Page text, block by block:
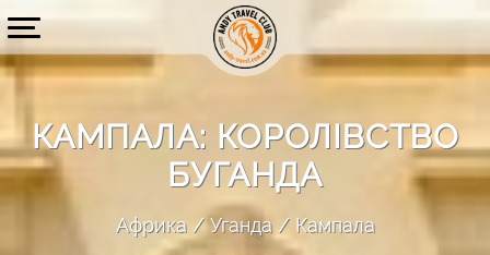
КАМПАЛА: КОРОЛІВСТВО
БУГАНДА
Африка Уганда Кампала